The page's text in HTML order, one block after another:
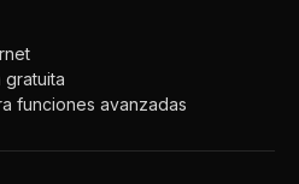
gratuita
funciones avanzadas